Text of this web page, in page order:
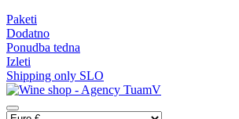
Paketi
Dodatno
Ponudba tedna
Izleti
Shipping only SLO